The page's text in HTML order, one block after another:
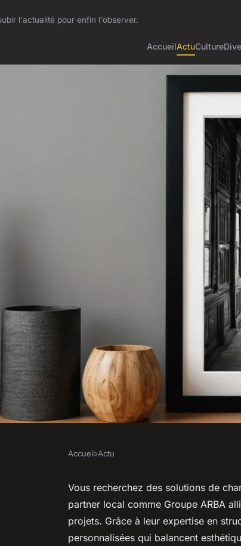
l'actualité pour enfin l'observer.
AccueilActuCulture
de charpente
pau pour votre
Accueil›Actu
Vous recherchez des solutions de
partner local comme Groupe ARBA
projets. Grâce à leur expertise en
personnalisées qui balancent